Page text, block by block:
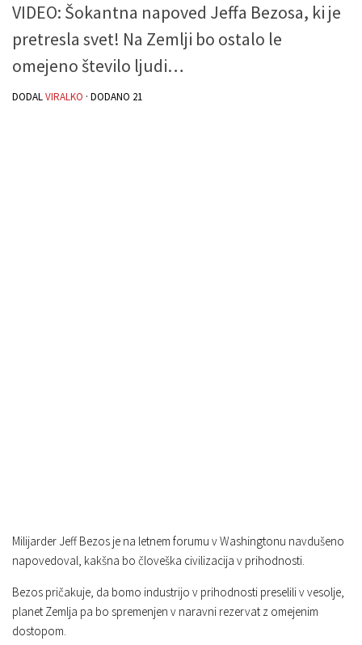
VIDEO: Šokantna napoved Jeffa Bezosa, ki je
pretresla svet! Na Zemlji bo ostalo le
omejeno število ljudi…
DODALVIRALKO · DODANO 21
Milijarder Jeff Bezos je na letnem forumu v Washingtonu navdušeno
napovedoval, kakšna bo človeška civilizacija v prihodnosti.
Bezos pričakuje, da bomo industrijo v prihodnosti preselili v vesolje,
planet Zemlja pa bo spremenjen v naravni rezervat z omejenim
dostopom.